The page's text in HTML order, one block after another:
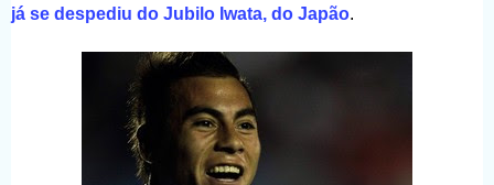
já se despediu do Jubilo Iwata, do Japão.